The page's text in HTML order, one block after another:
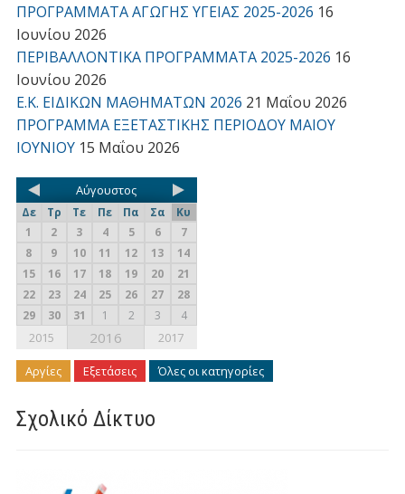
ΠΡΟΓΡΑΜΜΑΤΑ ΑΓΩΓΗΣ ΥΓΕΙΑΣ 2025-2026 16
Ιουνίου 2026
ΠΕΡΙΒΑΛΛΟΝΤΙΚΑ ΠΡΟΓΡΑΜΜΑΤΑ 2025-2026 16
Ιουνίου 2026
Ε.Κ. ΕΙΔΙΚΩΝ ΜΑΘΗΜΑΤΩΝ 2026 21 Μαΐου 2026
ΠΡΟΓΡΑΜΜΑ ΕΞΕΤΑΣΤΙΚΗΣ ΠΕΡΙΟΔΟΥ ΜΑΙΟΥ
ΙΟΥΝΙΟΥ 15 Μαΐου 2026
Αύγουστος
Δε Τρ Τε Πε Πα Σα
Κυ
1
2 3 4 5 6
7
8
9 10 11 12 13
14
15
16 17 18 19 20
21
22
23 24 25 26 27
28
29
30 31 1 2 3 4
2015 2016 2017
Αργίες Εξετάσεις Όλες οι κατηγορίες
Σχολικό Δίκτυο